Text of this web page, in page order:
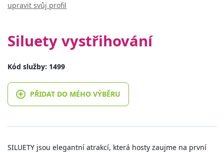
upravit svůj profil
Siluety vystřihování
Kód služby: 1499
PŘIDAT DO MÉHO VÝBĚRU
SILUETY jsou elegantní atrakcí, která hosty zaujme na první